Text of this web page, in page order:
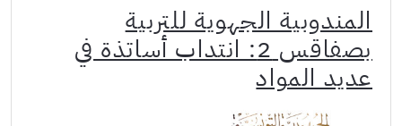
المندوبية الجهوية للتربية
بصفاقس 2: انتداب أساتذة في
عديد المواد